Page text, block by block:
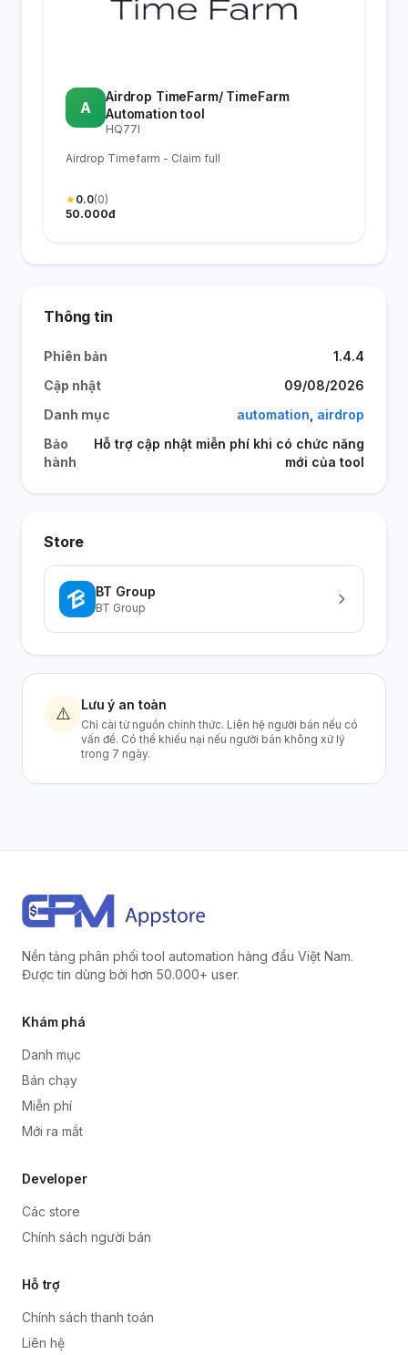
A
Airdrop TimeFarm/ TimeFarm
Automation tool
HQ77I
Airdrop Timefarm - Claim full
★0.0(0)
50.000đ
Thông tin
Phiên bản
1.4.4
Cập nhật
09/08/2026
Danh mục
automation airdrop
Bảo
hành
Hỗ trợ cập nhật miễn phí khi có chức năng
mới của tool
Store
BT Group
BT Group
⚠️ Lưu ý an toàn
Chỉ cài từ nguồn chính thức. Liên hệ người bán nếu có
vấn đề. Có thể khiếu nại nếu người bán không xử lý
trong 7 ngày.
Nền tảng phân phối tool automation hàng đầu Việt Nam.
Được tin dùng bởi hơn 50.000+ user.
Khám phá
Danh mục
Bán chạy
Miễn phí
Mới ra mắt
Developer
Các store
Chính sách người bán
Hỗ trợ
Chính sách thanh toán
Liên hệ